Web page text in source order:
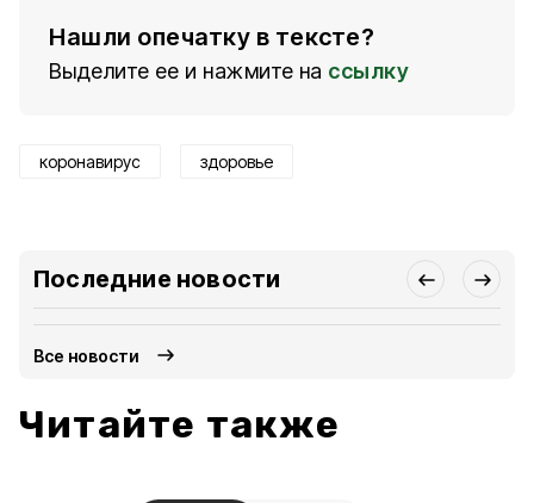
Нашли опечатку в тексте?
Выделите ее и нажмите на ссылку
коронавирус здоровье
Последние новости
Все новости
Читайте также